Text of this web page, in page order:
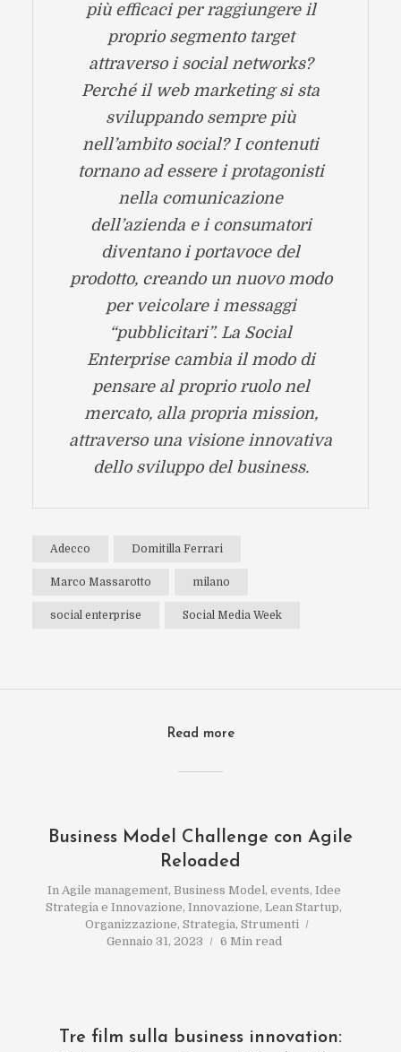
più efficaci per raggiungere il
proprio segmento target
attraverso i social networks?
Perché il web marketing si sta
sviluppando sempre più
nell’ambito social? I contenuti
tornano ad essere i protagonisti
nella comunicazione
dell’azienda e i consumatori
diventano i portavoce del
prodotto, creando un nuovo modo
per veicolare i messaggi
“pubblicitari”. La Social
Enterprise cambia il modo di
pensare al proprio ruolo nel
mercato, alla propria mission,
attraverso una visione innovativa
dello sviluppo del business.
Adecco Domitilla Ferrari
Marco Massarotto milano
social enterprise Social Media Week
Read more
Business Model Challenge con Agile
Reloaded
In Agile management, Business Model, events, Idee
Strategia e Innovazione, Innovazione, Lean Startup,
Organizzazione, Strategia, Strumenti
Gennaio 31, 2023
6 Min read
Tre film sulla business innovation: